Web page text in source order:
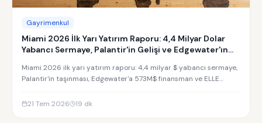
Gayrimenkul
Miami 2026 İlk Yarı Yatırım Raporu: 4,4 Milyar Dolar
Yabancı Sermaye, Palantir'in Gelişi ve Edgewater'ın
Miami 2026 ilk yarı yatırım raporu: 4,4 milyar $ yabancı sermaye,
Palantir'in taşınması, Edgewater'a 573M$ finansman ve ELLE
21 Tem 2026
19 dk